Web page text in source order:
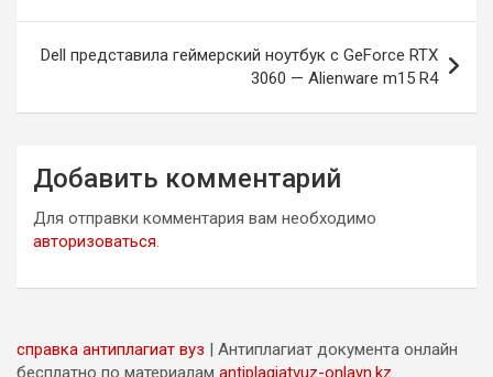
записям
Dell представила геймерский ноутбук с GeForce RTX
3060 — Alienware m15 R4
Добавить комментарий
Для отправки комментария вам необходимо
авторизоваться.
справка антиплагиат вуз | Антиплагиат документа онлайн
бесплатно по материалам antiplagiatvuz-onlayn.kz.